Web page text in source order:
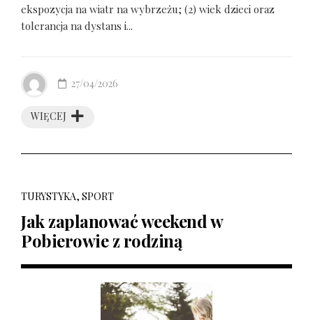
ekspozycja na wiatr na wybrzeżu; (2) wiek dzieci oraz
tolerancja na dystans i...
WIĘCEJ
27/04/2026
TURYSTYKA, SPORT
Jak zaplanować weekend w
Pobierowie z rodziną